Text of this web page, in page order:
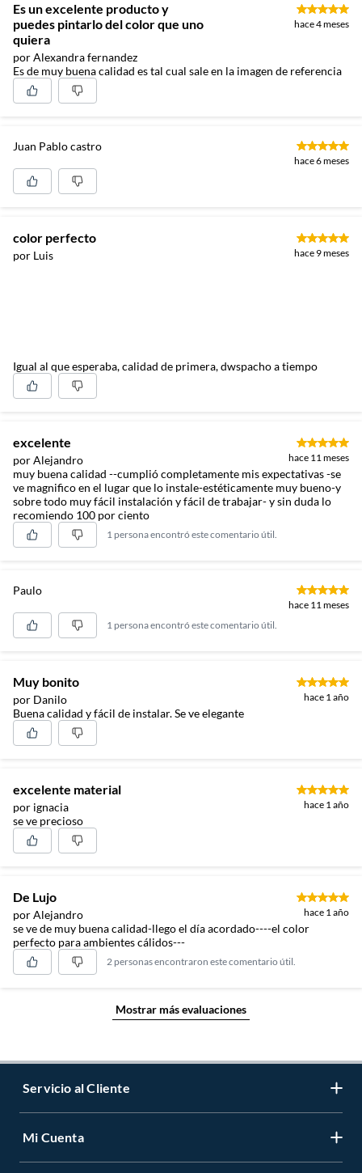
Es un excelente producto y
puedes pintarlo del color que uno
quiera
por Alexandra fernandez
hace 4 meses
Es de muy buena calidad es tal cual sale en la imagen de referencia
Juan Pablo castro
hace 6 meses
color perfecto
por Luis hace 9 meses
Igual al que esperaba, calidad de primera, dwspacho a tiempo
excelente
por Alejandro hace 11 meses
muy buena calidad --cumplió completamente mis expectativas -se
ve magnifico en el lugar que lo instale-estéticamente muy bueno-y
sobre todo muy fácil instalación y fácil de trabajar- y sin duda lo
recomiendo 100 por ciento
1 persona encontró este comentario útil.
Paulo
hace 11 meses
1 persona encontró este comentario útil.
Muy bonito
por Danilo hace 1 año
Buena calidad y fácil de instalar. Se ve elegante
excelente material
por ignacia hace 1 año
se ve precioso
De Lujo
por Alejandro hace 1 año
se ve de muy buena calidad-llego el día acordado----el color
perfecto para ambientes cálidos---
2 personas encontraron este comentario útil.
Mostrar más evaluaciones
Servicio al Cliente
Contáctanos
Mi Cuenta